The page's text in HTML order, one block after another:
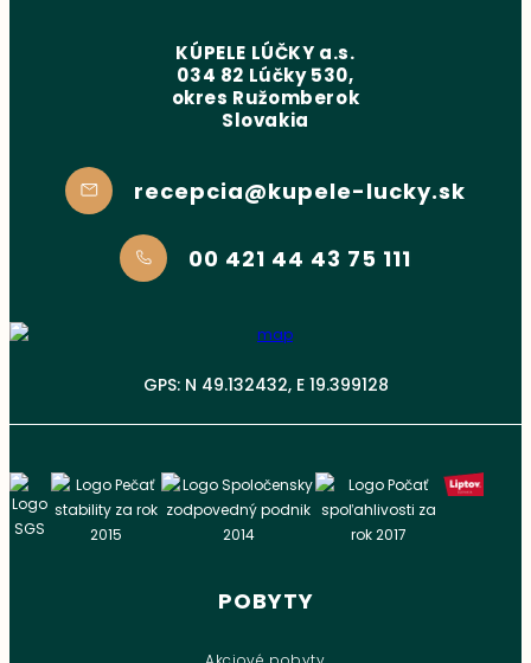
KÚPELE LÚČKY a.s.
034 82 Lúčky 530,
okres Ružomberok
Slovakia
recepcia@kupele-lucky.sk
00 421 44 43 75 111
GPS: N 49.132432, E 19.399128
POBYTY